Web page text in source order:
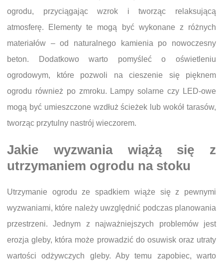
ogrodu, przyciągając wzrok i tworząc relaksującą
atmosferę. Elementy te mogą być wykonane z różnych
materiałów – od naturalnego kamienia po nowoczesny
beton. Dodatkowo warto pomyśleć o oświetleniu
ogrodowym, które pozwoli na cieszenie się pięknem
ogrodu również po zmroku. Lampy solarne czy LED-owe
mogą być umieszczone wzdłuż ścieżek lub wokół tarasów,
tworząc przytulny nastrój wieczorem.
Jakie wyzwania wiążą się z
utrzymaniem ogrodu na stoku
Utrzymanie ogrodu ze spadkiem wiąże się z pewnymi
wyzwaniami, które należy uwzględnić podczas planowania
przestrzeni. Jednym z najważniejszych problemów jest
erozja gleby, która może prowadzić do osuwisk oraz utraty
wartości odżywczych gleby. Aby temu zapobiec, warto